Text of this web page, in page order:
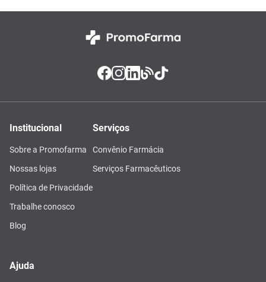
Institucional
Sobre a Promofarma
Nossas lojas
Política de Privacidade
Trabalhe conosco
Blog
Serviços
Convênio Farmácia
Serviços Farmacêuticos
Ajuda